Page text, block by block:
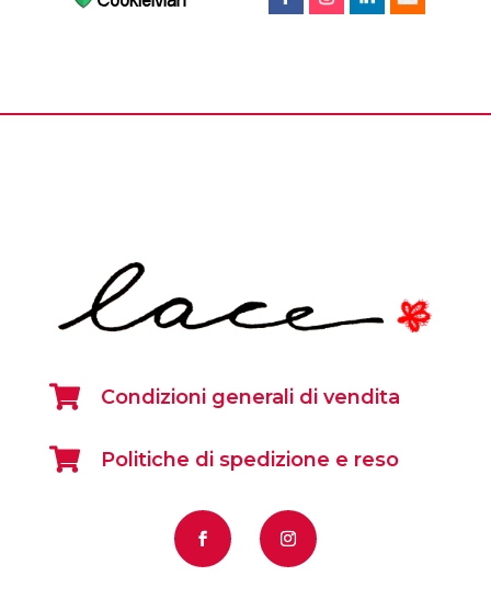
 Condizioni generali di vendita
 Politiche di spedizione e reso